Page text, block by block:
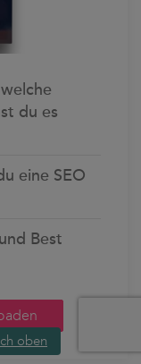
du es
eine SEO
Best
oben